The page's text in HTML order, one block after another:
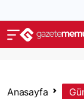
Anasayfa